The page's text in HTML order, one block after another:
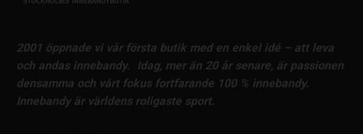
2001 öppnade vi vår första butik med en enkel idé – att leva
och andas innebandy.
Idag, mer än 20 år senare, är passionen
densamma och vårt fokus fortfarande 100 % innebandy.
Innebandy är världens roligaste sport.